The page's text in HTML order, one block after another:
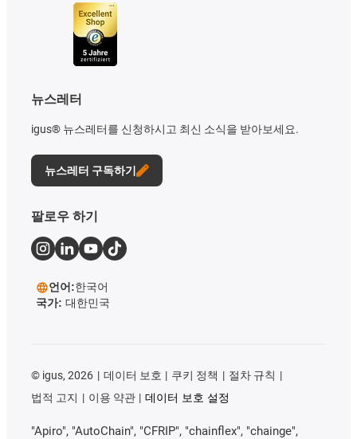
뉴스레터
igus® 뉴스레터를 신청하시고 최신 소식을 받아보세요.
뉴스레터 구독하기
팔로우 하기
언어:한국어
국가: 대한민국
© igus, 2026 데이터 보호 쿠키 정책
절차 규칙
법적 고지
이용 약관 데이터 보호 설정
"Apiro", "AutoChain", "CFRIP", "chainflex", "chainge",